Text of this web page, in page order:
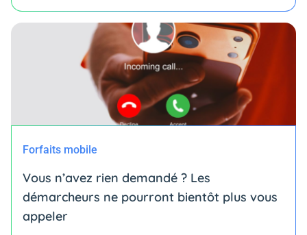
Forfaits mobile
Vous n’avez rien demandé ? Les
démarcheurs ne pourront bientôt plus vous
appeler